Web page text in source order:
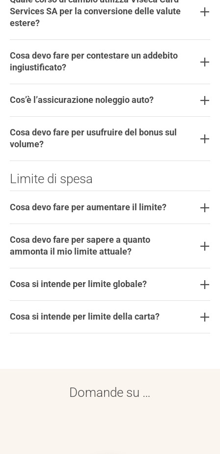
Services SA per la conversione delle valute
estere?
Cosa devo fare per contestare un addebito
ingiustificato?
Cos’è l’assicurazione noleggio auto?
Cosa devo fare per usufruire del bonus sul
volume?
Limite di spesa
Cosa devo fare per aumentare il limite?
Cosa devo fare per sapere a quanto
ammonta il mio limite attuale?
Cosa si intende per limite globale?
Cosa si intende per limite della carta?
Domande su …